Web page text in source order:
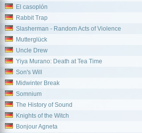
El casoplón
Rabbit Trap
Slasherman - Random Acts of Violence
Mutterglück
Uncle Drew
Yiya Murano: Death at Tea Time
Son's Will
Midwinter Break
Somnium
The History of Sound
Knights of the Witch
Bonjour Agneta